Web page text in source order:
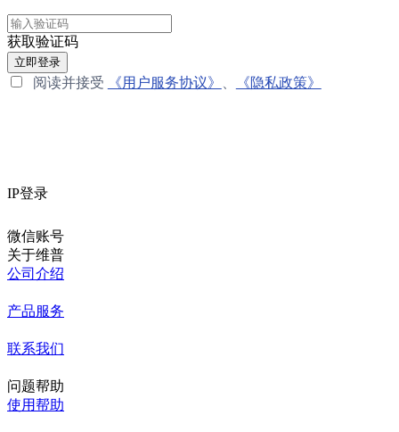
获取验证码
立即登录
阅读并接受 《用户服务协议》 《隐私政策》
IP登录
微信账号
关于维普
公司介绍
产品服务
联系我们
问题帮助
使用帮助